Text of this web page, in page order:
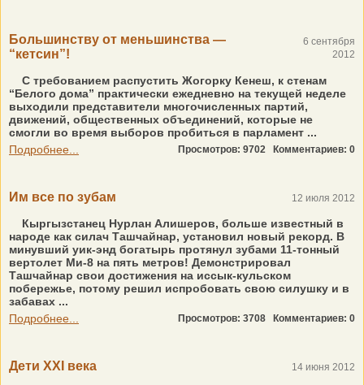
Большинству от меньшинства —
“кетсин”!
6 сентября
2012
С требованием распустить Жогорку Кенеш, к стенам
“Белого дома” практически ежедневно на текущей неделе
выходили представители многочисленных партий,
движений, общественных объединений, которые не
смогли во время выборов пробиться в парламент ...
Подробнее...
Просмотров: 9702 Комментариев: 0
Им все по зубам 12 июля 2012
Кыргызстанец Нурлан Алишеров, больше известный в
народе как силач Ташчайнар, установил новый рекорд. В
минувший уик-энд богатырь протянул зубами 11-тонный
вертолет Ми-8 на пять метров! Демонстрировал
Ташчайнар свои достижения на иссык-кульском
побережье, потому решил испробовать свою силушку и в
забавах ...
Подробнее...
Просмотров: 3708 Комментариев: 0
Дети XXI века 14 июня 2012